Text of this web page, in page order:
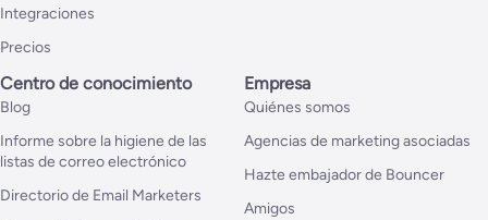
Integraciones
Precios
Centro de conocimiento
Blog
Informe sobre la higiene de las
listas de correo electrónico
Directorio de Email Marketers
Empresa
Quiénes somos
Agencias de marketing asociadas
Hazte embajador de Bouncer
Amigos